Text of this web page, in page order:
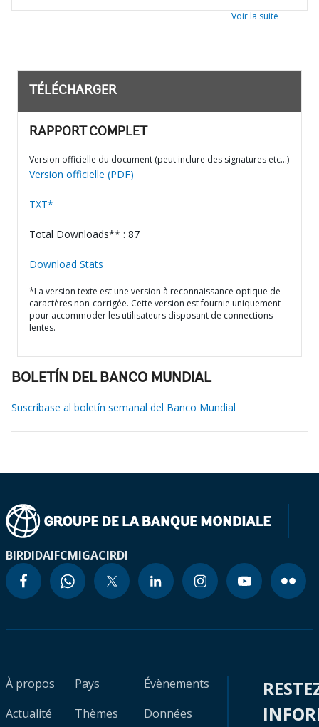
Voir la suite
TÉLÉCHARGER
RAPPORT COMPLET
Version officielle du document (peut inclure des signatures etc…)
Version officielle (PDF)
TXT*
Total Downloads** : 87
Download Stats
*La version texte est une version à reconnaissance optique de
caractères non-corrigée. Cette version est fournie uniquement
pour accommoder les utilisateurs disposant de connections
lentes.
BOLETÍN DEL BANCO MUNDIAL
Suscríbase al boletín semanal del Banco Mundial
BIRDIDAIFCMIGACIRDI
À propos
Actualité
Pays
Thèmes
Évènements
Données